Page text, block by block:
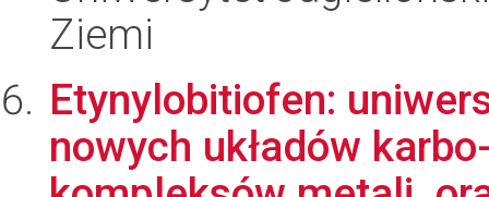
Ziemi
Etynylobitiofen:
nowych układów